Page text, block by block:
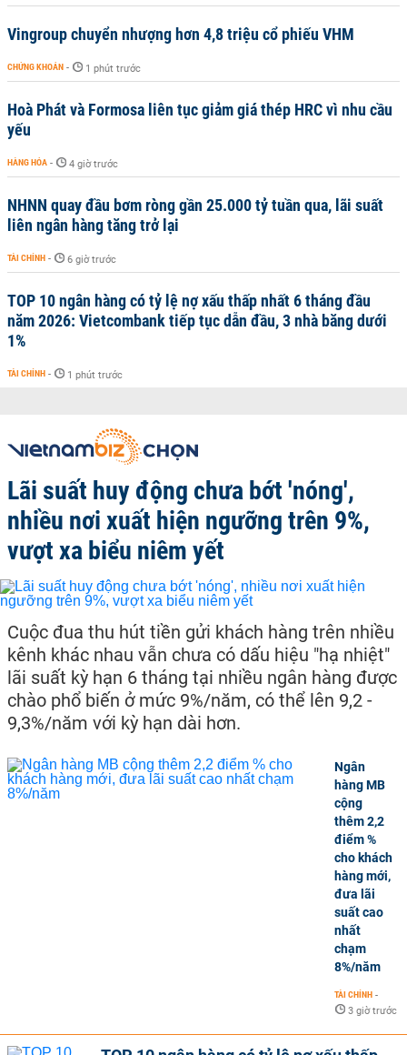
Vingroup chuyển nhượng hơn 4,8 triệu cổ phiếu VHM
CHỨNG KHOÁN - 1 phút trước
Hoà Phát và Formosa liên tục giảm giá thép HRC vì nhu cầu
yếu
HÀNG HÓA - 4 giờ trước
NHNN quay đầu bơm ròng gần 25.000 tỷ tuần qua, lãi suất
liên ngân hàng tăng trở lại
TÀI CHÍNH - 6 giờ trước
TOP 10 ngân hàng có tỷ lệ nợ xấu thấp nhất 6 tháng đầu
năm 2026: Vietcombank tiếp tục dẫn đầu, 3 nhà băng dưới
1%
TÀI CHÍNH - 1 phút trước
Lãi suất huy động chưa bớt 'nóng',
nhiều nơi xuất hiện ngưỡng trên 9%,
vượt xa biểu niêm yết
Cuộc đua thu hút tiền gửi khách hàng trên nhiều
kênh khác nhau vẫn chưa có dấu hiệu "hạ nhiệt"
lãi suất kỳ hạn 6 tháng tại nhiều ngân hàng được
chào phổ biến ở mức 9%/năm, có thể lên 9,2 -
9,3%/năm với kỳ hạn dài hơn.
Ngân
hàng MB
cộng
thêm 2,2
điểm %
cho khách
hàng mới,
đưa lãi
suất cao
nhất
chạm
8%/năm
TÀI CHÍNH -
3 giờ trước